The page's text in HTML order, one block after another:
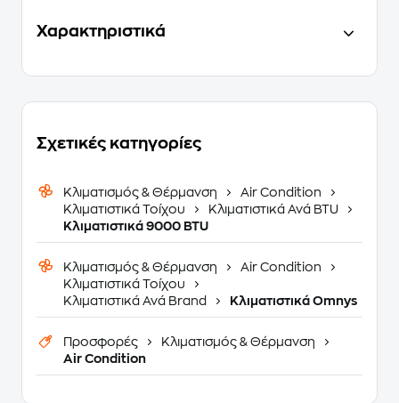
Χαρακτηριστικά
Σχετικές κατηγορίες
Κλιματισμός & Θέρμανση
Air Condition
Κλιματιστικά Τοίχου
Κλιματιστικά Ανά BTU
Κλιματιστικά 9000 BTU
Κλιματισμός & Θέρμανση
Air Condition
Κλιματιστικά Τοίχου
Κλιματιστικά Ανά Brand
Κλιματιστικά Omnys
Προσφορές
Κλιματισμός & Θέρμανση
Air Condition